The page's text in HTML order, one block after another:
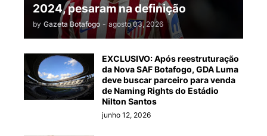
2024, pesaram na definição
by Gazeta Botafogo - agosto 03, 2026
EXCLUSIVO: Após reestruturação
da Nova SAF Botafogo, GDA Luma
deve buscar parceiro para venda
de Naming Rights do Estádio
Nilton Santos
junho 12, 2026